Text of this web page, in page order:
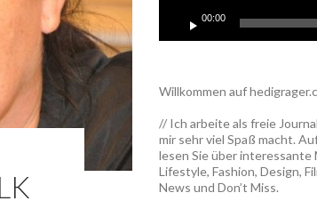
00:00
Willkommen auf
// Ich arbeite als freie
mir sehr viel Spaß macht.
lesen Sie über interessante
Lifestyle, Fashion, Design,
News und Don’t Miss.